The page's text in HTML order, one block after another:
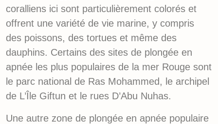
coralliens ici sont particulièrement colorés et
offrent une variété de vie marine, y compris
des poissons, des tortues et même des
dauphins. Certains des sites de plongée en
apnée les plus populaires de la mer Rouge sont
le parc national de Ras Mohammed, le archipel
de L’Île Giftun et le rues D’Abu Nuhas.
Une autre zone de plongée en apnée populaire